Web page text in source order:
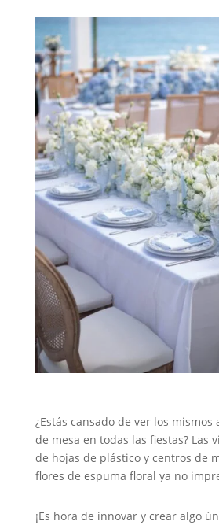
¿Estás cansado de ver los
de mesa en todas las fiestas? Las
de hojas de plástico y centros de
flores de espuma floral ya no
¡Es hora de innovar y crear algo